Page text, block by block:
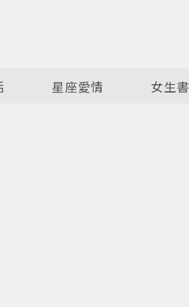
星座愛情 女生